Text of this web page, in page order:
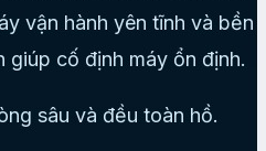
vận hành yên tĩnh và bền
giúp cố định máy ổn định.
sâu và đều toàn hồ.